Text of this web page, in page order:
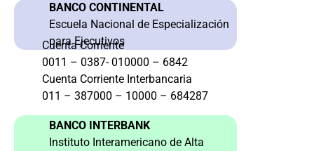
BANCO CONTINENTAL
Escuela Nacional de Especialización
para Ejecutivos
Cuenta Corriente
0011 – 0387- 010000 – 6842
Cuenta Corriente Interbancaria
011 – 387000 – 10000 – 684287
BANCO INTERBANK
Instituto Interamericano de Alta